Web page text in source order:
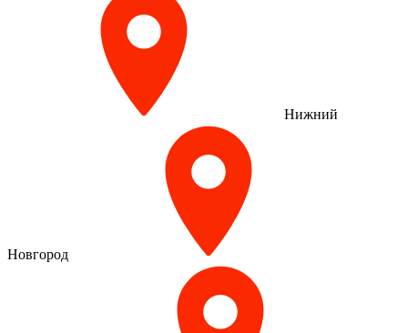
Нижний
Новгород